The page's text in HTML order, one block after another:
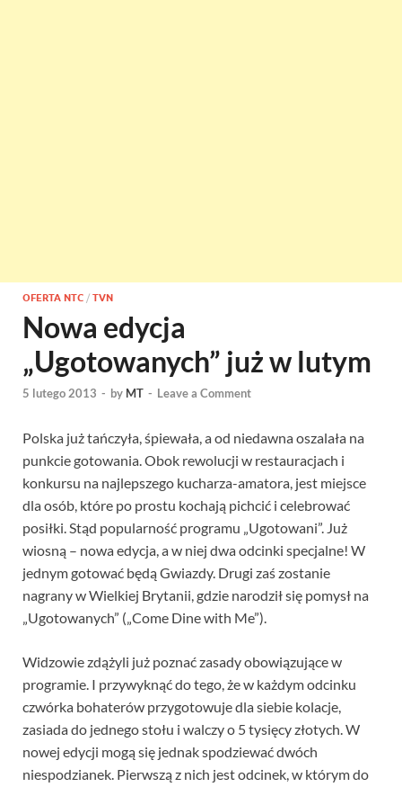
OFERTA NTC / TVN
Nowa edycja
„Ugotowanych” już w lutym
5 lutego 2013 - by MT - Leave a Comment
Polska już tańczyła, śpiewała, a od niedawna oszalała na
punkcie gotowania. Obok rewolucji w restauracjach i
konkursu na najlepszego kucharza-amatora, jest miejsce
dla osób, które po prostu kochają pichcić i celebrować
posiłki. Stąd popularność programu „Ugotowani”. Już
wiosną – nowa edycja, a w niej dwa odcinki specjalne! W
jednym gotować będą Gwiazdy. Drugi zaś zostanie
nagrany w Wielkiej Brytanii, gdzie narodził się pomysł na
„Ugotowanych” („Come Dine with Me”).
Widzowie zdążyli już poznać zasady obowiązujące w
programie. I przywyknąć do tego, że w każdym odcinku
czwórka bohaterów przygotowuje dla siebie kolacje,
zasiada do jednego stołu i walczy o 5 tysięcy złotych. W
nowej edycji mogą się jednak spodziewać dwóch
niespodzianek. Pierwszą z nich jest odcinek, w którym do